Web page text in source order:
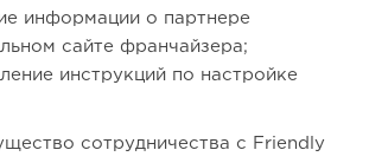
информации о партнере
сайте франчайзера;
инструкций по настройке
сотрудничества с Friendly